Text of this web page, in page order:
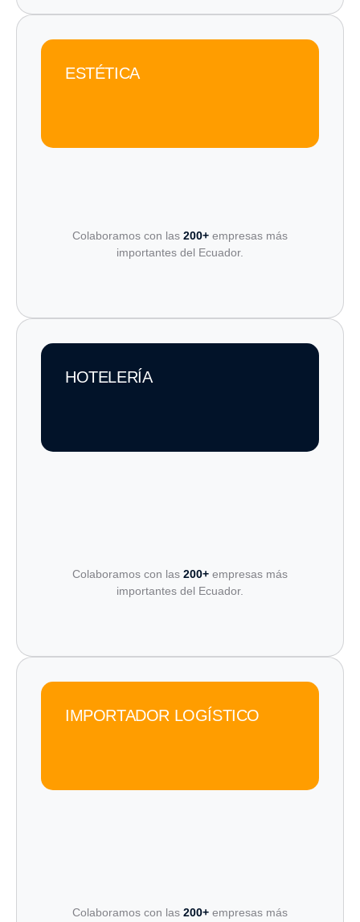
Colaboramos con las 200+ empresas más
importantes del Ecuador.
ESTÉTICA
HOTELERÍA
Colaboramos con las 200+ empresas más
importantes del Ecuador.
Colaboramos con las 200+ empresas más
IMPORTADOR LOGÍSTICO